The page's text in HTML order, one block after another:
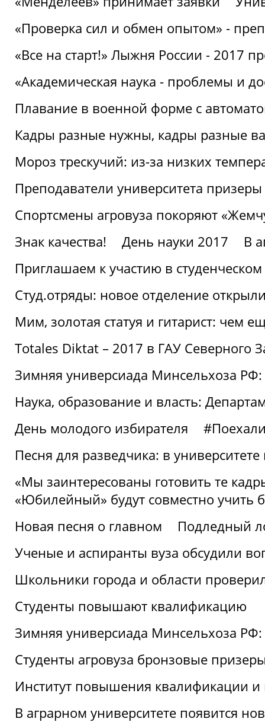
«Проверка сил и обмен опытом» -
«Все на старт!» Лыжня России - 2017
«Академическая наука - проблемы и
Плавание в военной форме с
Кадры разные нужны, кадры разные
Мороз трескучий: из-за низких
Преподаватели университета
Спортсмены агровуза покоряют
Знак качества!
День науки 2017
В
Приглашаем к участию в
Студ.отряды: новое отделение
Мим, золотая статуя и гитарист: чем
Totales Diktat – 2017 в ГАУ Северного
Зимняя универсиада Минсельхоза
Наука, образование и власть:
День молодого избирателя
Песня для разведчика: в
«Мы заинтересованы готовить те
«Юбилейный» будут совместно учить
Новая песня о главном
Подледный
Ученые и аспиранты вуза обсудили
Школьники города и области
Студенты повышают квалификацию
Зимняя универсиада Минсельхоза
Студенты агровуза бронзовые
Институт повышения квалификации и
В аграрном университете появится